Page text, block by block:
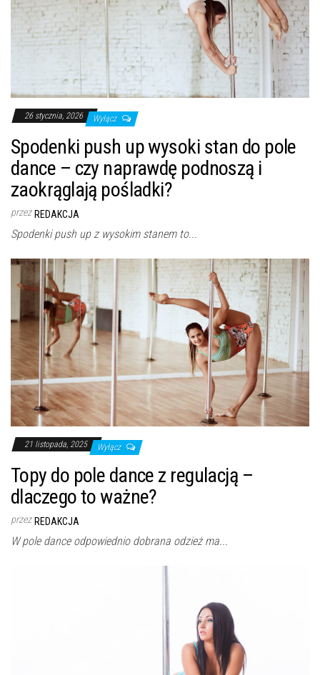
26 stycznia, 2026 Wyłącz
Spodenki push up wysoki stan do pole
dance – czy naprawdę podnoszą i
zaokrąglają pośladki?
przez REDAKCJA
Spodenki push up z wysokim stanem to...
21 listopada, 2025 Wyłącz
Topy do pole dance z regulacją –
dlaczego to ważne?
przez REDAKCJA
W pole dance odpowiednio dobrana odzież ma...